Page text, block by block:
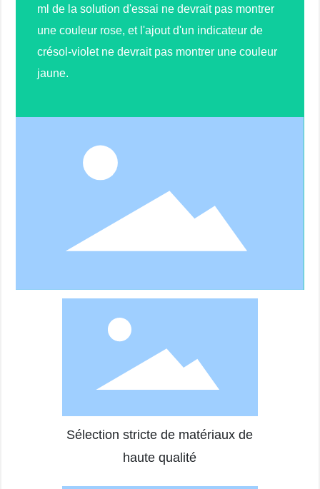
ml de la solution d'essai ne devrait pas montrer
une couleur rose, et l'ajout d'un indicateur de
crésol-violet ne devrait pas montrer une couleur
jaune.
Sélection stricte de matériaux de
haute qualité